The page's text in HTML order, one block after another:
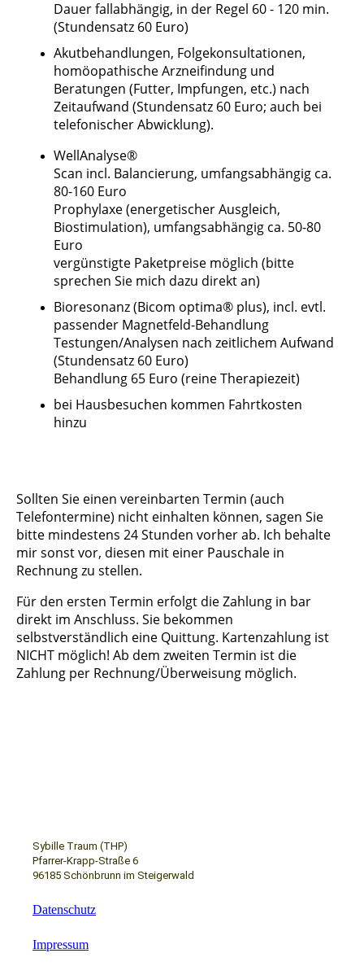
Dauer fallabhängig, in der Regel 60 - 120 min.
(Stundensatz 60 Euro)
Akutbehandlungen, Folgekonsultationen,
homöopathische Arzneifindung und
Beratungen (Futter, Impfungen, etc.) nach
Zeitaufwand (Stundensatz 60 Euro; auch bei
telefonischer Abwicklung).
WellAnalyse®
Scan incl. Balancierung, umfangsabhängig ca.
80-160 Euro
Prophylaxe (energetischer Ausgleich,
Biostimulation), umfangsabhängig ca. 50-80
Euro
vergünstigte Paketpreise möglich (bitte
sprechen Sie mich dazu direkt an)
Bioresonanz (Bicom optima® plus), incl. evtl.
passender Magnetfeld-Behandlung
Testungen/Analysen nach zeitlichem Aufwand
(Stundensatz 60 Euro)
Behandlung 65 Euro (reine Therapiezeit)
bei Hausbesuchen kommen Fahrtkosten
hinzu
Sollten Sie einen vereinbarten Termin (auch
Telefontermine) nicht einhalten können, sagen Sie
bitte mindestens 24 Stunden vorher ab. Ich behalte
mir sonst vor, diesen mit einer Pauschale in
Rechnung zu stellen.
Für den ersten Termin erfolgt die Zahlung in bar
direkt im Anschluss. Sie bekommen
selbstverständlich eine Quittung. Kartenzahlung ist
NICHT möglich! Ab dem zweiten Termin ist die
Zahlung per Rechnung/Überweisung möglich.
Sybille Traum (THP)
Pfarrer-Krapp-Straße 6
96185 Schönbrunn im Steigerwald
Datenschutz
Impressum